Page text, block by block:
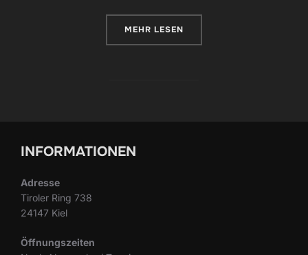
MEHR ÜBER „DIY-GESCHENKE, DIE
LESEN
INFORMATIONEN
Adresse
Tiroler Ring 738
24147 Kiel
Öffnungszeiten